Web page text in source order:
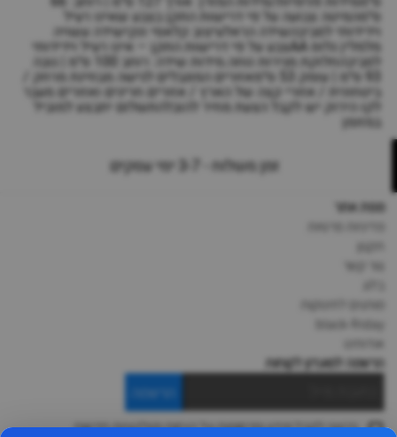
ס״מהמיטה צבועה על פי דרישות התקן בצבע שאינו רעיל
וידידותי לסביבהשידה הראלעיצוב קלאסי ונקישידה עשויה
מלמלין גלוס AAצבע על פי דרישות התקן – אינו רעיל וידידותי
לסביבהחלוקת מגירות נוחה.מידות שידה: רוחב 100 ס״מ | גובה
93 ס״מ | עומק 53 ס״מאזורים המוגבלים לגישה מבחינת מרחק /
ביטחונית / אזורי קצה של הארץ / אזורים חריגים ואזורים מעבר
לקו הירוק יש לקבל הצעת מחיר להובלהתשלום יתבצע למוביל
במזומן
זמן משלוח - 3-7 ימי עסקים
מפת אתר
צור קשר
מותגים לתינוקות
black-friday
אודותינו
הרשמה למועדון לקוחות
הרשמה
ברצוני לקבל מידע ופרסומות על הנחות וקולקציות חדשות